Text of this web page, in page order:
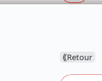
⟪Retour